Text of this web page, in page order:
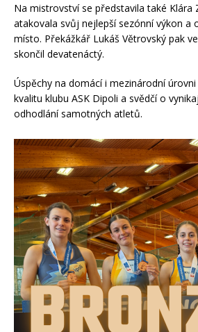
Na mistrovství se představila také Klára
atakovala svůj nejlepší sezónní výkon a
místo. Překážkář Lukáš Větrovský pak
skončil devatenáctý.
Úspěchy na domácí i mezinárodní
kvalitu klubu ASK Dipoli a svědčí o
odhodlání samotných atletů.